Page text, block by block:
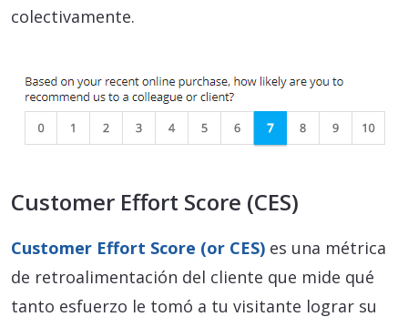
colectivamente.
Customer Effort Score (CES)
Customer Effort Score (or CES) es una métrica
de retroalimentación del cliente que mide qué
tanto esfuerzo le tomó a tu visitante lograr su